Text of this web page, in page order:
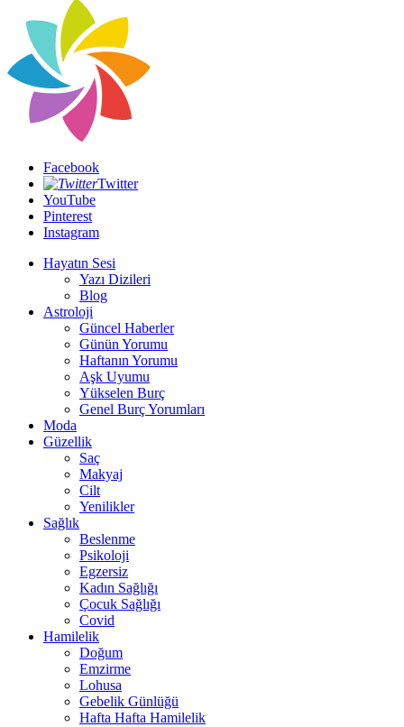
Facebook
Twitter
YouTube
Pinterest
Instagram
Hayatın Sesi
Yazı Dizileri
Blog
Astroloji
Güncel Haberler
Günün Yorumu
Haftanın Yorumu
Aşk Uyumu
Yükselen Burç
Genel Burç Yorumları
Moda
Güzellik
Saç
Makyaj
Cilt
Yenilikler
Sağlık
Beslenme
Psikoloji
Egzersiz
Kadın Sağlığı
Çocuk Sağlığı
Covid
Hamilelik
Doğum
Emzirme
Lohusa
Gebelik Günlüğü
Hafta Hafta Hamilelik